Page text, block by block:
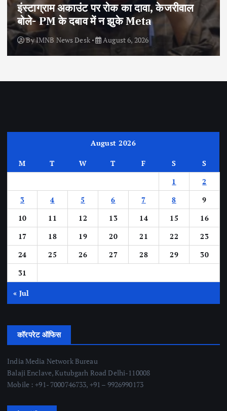
इंस्टाग्राम अकाउंट पर रोक का दावा, केजरीवाल
बोले- PM के दबाव में न झुके Meta
ByIMNB News Desk August 6, 2026
August 2026
M T W T F S
S
1
2
3
4 5 6 7 8
9
10
11 12 13 14 15
16
17
18 19 20 21 22
23
24
25 26 27 28 29
30
31
« Jul
कॉरपरेट ऑफिस
India Media Network Bureau
Balaji Enclave, Kutubgarh Road Delhi-110008
Mobile : +91- 7000746733, +91 – 9926990173